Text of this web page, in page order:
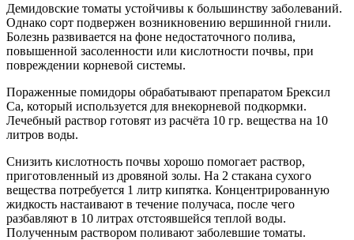
Демидовские томаты устойчивы к большинству заболеваний.
Однако сорт подвержен возникновению вершинной гнили.
Болезнь развивается на фоне недостаточного полива,
повышенной засоленности или кислотности почвы, при
повреждении корневой системы.
Пораженные помидоры обрабатывают препаратом Брексил
Ca, который используется для внекорневой подкормки.
Лечебный раствор готовят из расчёта 10 гр. вещества на 10
литров воды.
Снизить кислотность почвы хорошо помогает раствор,
приготовленный из дровяной золы. На 2 стакана сухого
вещества потребуется 1 литр кипятка. Концентрированную
жидкость настаивают в течение получаса, после чего
разбавляют в 10 литрах отстоявшейся теплой воды.
Полученным раствором поливают заболевшие томаты.